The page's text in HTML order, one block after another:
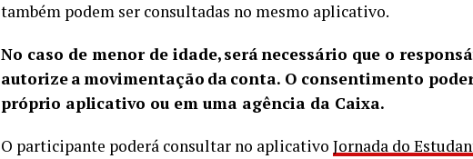
também podem ser consultadas no mesmo aplicativo.
No caso de menor de idade, será necessário que o
autorize a movimentação da conta. O consentimento
próprio aplicativo ou em uma agência da Caixa.
O participante poderá consultar no aplicativo Jornada do